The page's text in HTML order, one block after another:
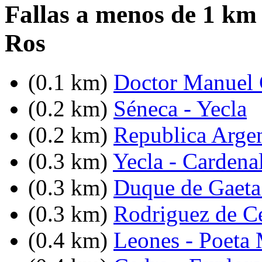
Fallas a menos de 1
Ros
(0.1 km) Doctor Manuel
(0.2 km) Séneca - Yecla
(0.2 km) Republica
(0.3 km) Yecla -
(0.3 km) Duque de
(0.3 km) Rodriguez de
(0.4 km) Leones - Poeta